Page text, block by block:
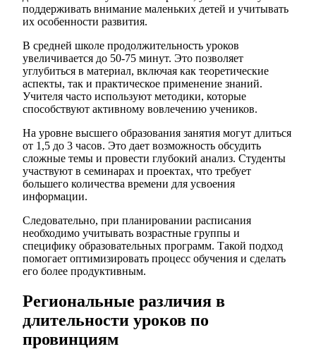
поддерживать внимание маленьких детей и учитывать
их особенности развития.
В средней школе продолжительность уроков
увеличивается до 50-75 минут. Это позволяет
углубиться в материал, включая как теоретические
аспекты, так и практическое применение знаний.
Учителя часто используют методики, которые
способствуют активному вовлечению учеников.
На уровне высшего образования занятия могут длиться
от 1,5 до 3 часов. Это дает возможность обсудить
сложные темы и провести глубокий анализ. Студенты
участвуют в семинарах и проектах, что требует
большего количества времени для усвоения
информации.
Следовательно, при планировании расписания
необходимо учитывать возрастные группы и
специфику образовательных программ. Такой подход
помогает оптимизировать процесс обучения и сделать
его более продуктивным.
Региональные различия в
длительности уроков по
провинциям